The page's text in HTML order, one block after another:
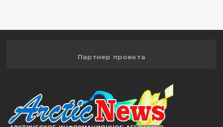
Партнер проекта